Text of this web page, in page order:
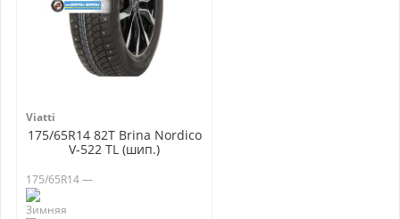
Viatti
175/65R14 82T Brina Nordico
V-522 TL (шип.)
175/65R14 —